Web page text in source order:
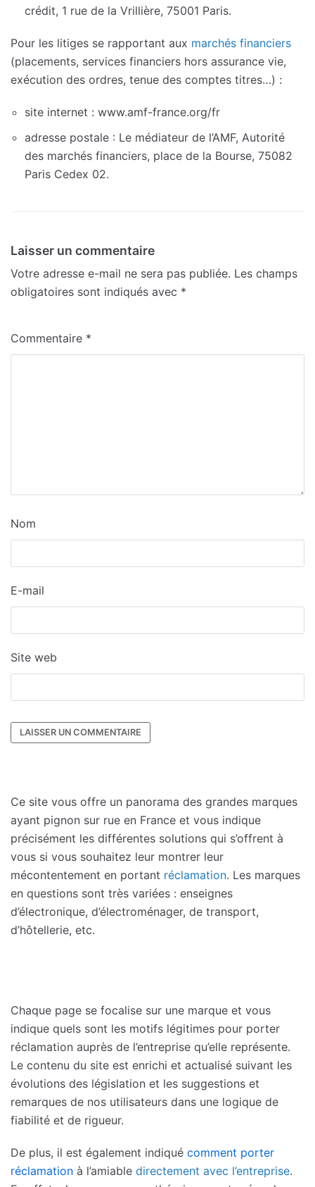
crédit, 1 rue de la Vrillière, 75001 Paris.
Pour les litiges se rapportant aux marchés financiers
(placements, services financiers hors assurance vie,
exécution des ordres, tenue des comptes titres…) :
site internet : www.amf-france.org/fr
adresse postale : Le médiateur de l’AMF, Autorité
des marchés financiers, place de la Bourse, 75082
Paris Cedex 02.
Laisser un commentaire
Votre adresse e-mail ne sera pas publiée. Les champs
obligatoires sont indiqués avec *
Commentaire *
Nom
E-mail
Site web
Ce site vous offre un panorama des grandes marques
ayant pignon sur rue en France et vous indique
précisément les différentes solutions qui s’offrent à
vous si vous souhaitez leur montrer leur
mécontentement en portant réclamation. Les marques
en questions sont très variées : enseignes
d’électronique, d’électroménager, de transport,
d’hôtellerie, etc.
Chaque page se focalise sur une marque et vous
indique quels sont les motifs légitimes pour porter
réclamation auprès de l’entreprise qu’elle représente.
Le contenu du site est enrichi et actualisé suivant les
évolutions des législation et les suggestions et
remarques de nos utilisateurs dans une logique de
fiabilité et de rigueur.
De plus, il est également indiqué comment porter
réclamation à l’amiable directement avec l’entreprise.